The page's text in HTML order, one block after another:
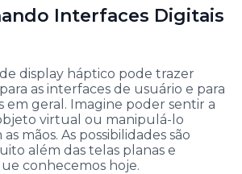
Interfaces Digitais
display háptico pode trazer
as interfaces de usuário e para
em geral. Imagine poder sentir a
virtual ou manipulá-lo
mãos. As possibilidades são
além das telas planas e
conhecemos hoje.